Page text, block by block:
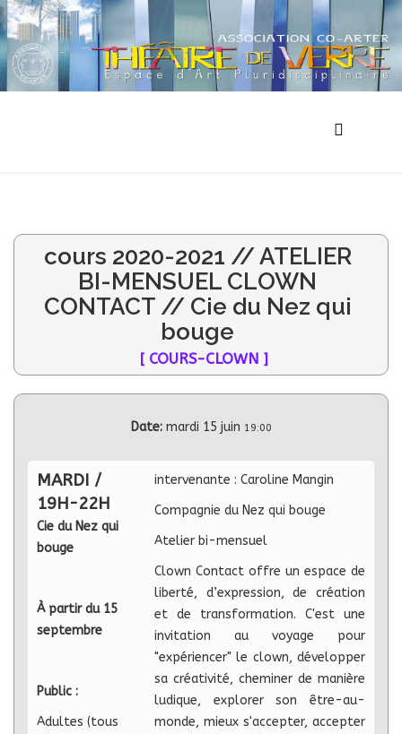
cours 2020-2021 // ATELIER
BI-MENSUEL CLOWN
CONTACT // Cie du Nez qui
bouge
[ COURS-CLOWN ]
Date: mardi 15 juin 19:00
MARDI /
19H-22H
Cie du Nez qui
bouge
À partir du 15
septembre
Public :
Adultes (tous
intervenante : Caroline Mangin
Compagnie du Nez qui bouge
Atelier bi-mensuel
Clown Contact offre un espace de
liberté, d’expression, de création
et de transformation. C'est une
invitation au voyage pour
"expériencer" le clown, développer
sa créativité, cheminer de manière
ludique, explorer son être-au-
monde, mieux s'accepter, accepter